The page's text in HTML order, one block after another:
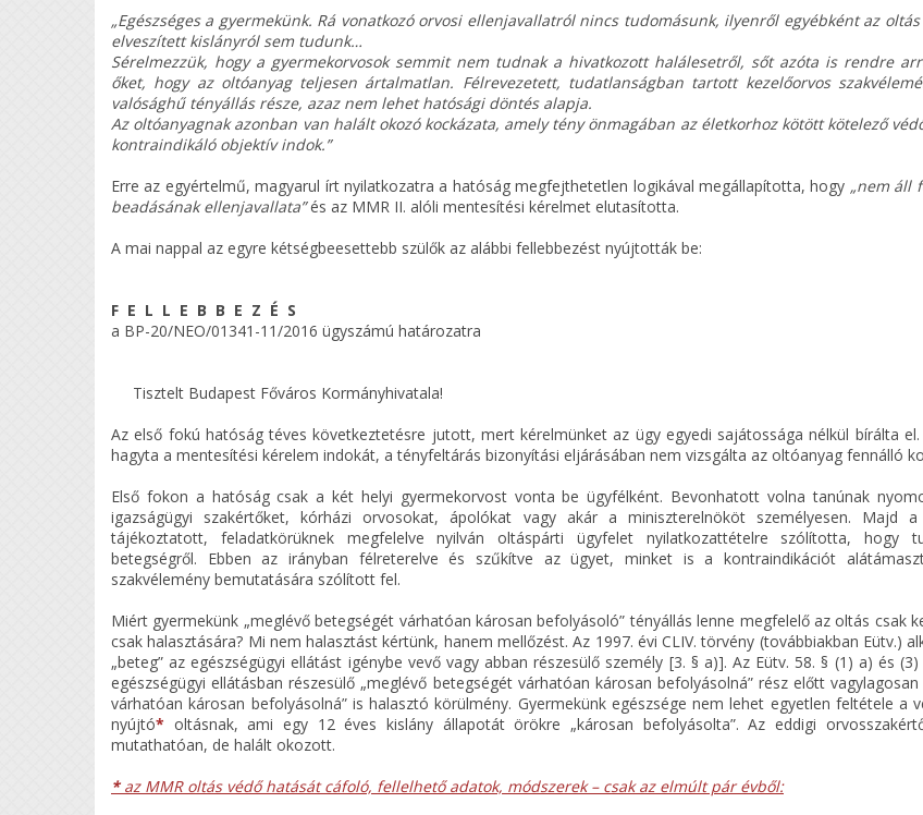
„Egészséges a gyermekünk. Rá vonatkozó orvosi ellenjavallatról nincs tudomásunk, ilyenről egyébként az
elveszített kislányról sem tudunk…
Sérelmezzük, hogy a gyermekorvosok semmit nem tudnak a hivatkozott halálesetről, sőt azóta is rendre
őket, hogy az oltóanyag teljesen ártalmatlan. Félrevezetett, tudatlanságban tartott kezelőorvos
valósághű tényállás része, azaz nem lehet hatósági döntés alapja.
Az oltóanyagnak azonban van halált okozó kockázata, amely tény önmagában az életkorhoz kötött kötelező
kontraindikáló objektív indok.”
Erre az egyértelmű, magyarul írt nyilatkozatra a hatóság megfejthetetlen logikával megállapította, hogy „nem áll
beadásának ellenjavallata”és az MMR II. alóli mentesítési kérelmet elutasította.
A mai nappal az egyre kétségbeesettebb szülők az alábbi fellebbezést nyújtották be:
F E L L E B B E Z É S
a BP-20/NEO/01341-11/2016 ügyszámú határozatra
Tisztelt Budapest Főváros Kormányhivatala!
Az első fokú hatóság téves következtetésre jutott, mert kérelmünket az ügy egyedi sajátossága nélkül bírálta el.
hagyta a mentesítési kérelem indokát, a tényfeltárás bizonyítási eljárásában nem vizsgálta az oltóanyag fennálló
Első fokon a hatóság csak a két helyi gyermekorvost vonta be ügyfélként. Bevonhatott volna tanúnak
igazságügyi szakértőket, kórházi orvosokat, ápolókat vagy akár a miniszterelnököt személyesen. Majd
tájékoztatott, feladatkörüknek megfelelve nyilván oltáspárti ügyfelet nyilatkozattételre szólította, hogy
betegségről. Ebben az irányban félreterelve és szűkítve az ügyet, minket is a kontraindikációt
szakvélemény bemutatására szólított fel.
Miért gyermekünk „meglévő betegségét várhatóan károsan befolyásoló” tényállás lenne megfelelő az oltás csak
csak halasztására? Mi nem halasztást kértünk, hanem mellőzést. Az 1997. évi CLIV. törvény (továbbiakban Eütv.)
„beteg” az egészségügyi ellátást igénybe vevő vagy abban részesülő személy [3. § a)]. Az Eütv. 58. § (1) a) és
egészségügyi ellátásban részesülő „meglévő betegségét várhatóan károsan befolyásolná” rész előtt
várhatóan károsan befolyásolná” is halasztó körülmény. Gyermekünk egészsége nem lehet egyetlen feltétele a
nyújtó* oltásnak, ami egy 12 éves kislány állapotát örökre „károsan befolyásolta”. Az eddigi
mutathatóan, de halált okozott.
*az MMR oltás védő hatását cáfoló, fellelhető adatok, módszerek – csak az elmúlt pár évből: